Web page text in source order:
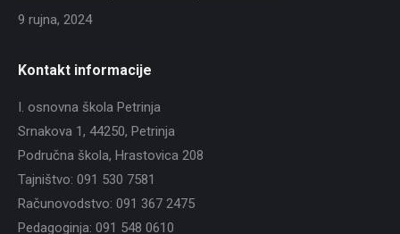
9 rujna, 2024
Kontakt informacije
I. osnovna škola Petrinja
Srnakova 1, 44250, Petrinja
Područna škola, Hrastovica 208
Tajništvo: 091 530 7581
Računovodstvo: 091 367 2475
Pedagoginja: 091 548 0610